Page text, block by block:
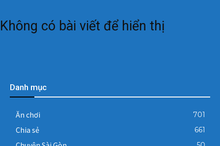
Không có bài viết để hiển thị
Danh mục
Ăn chơi 701
Chia sẻ 661